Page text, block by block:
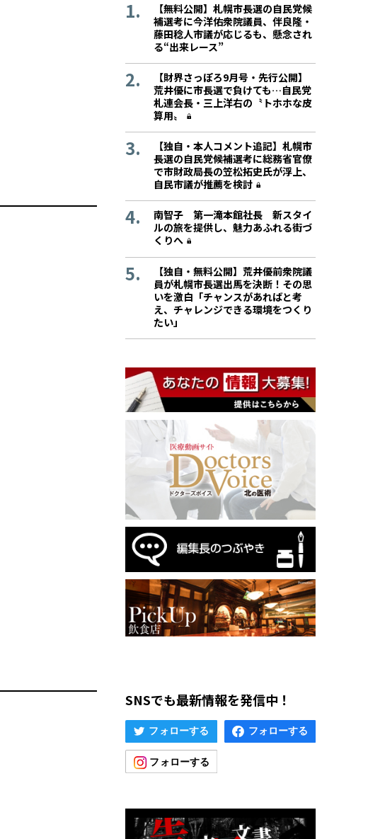
【無料公開】札幌市長選の自民党候
補選考に今洋佑衆院議員、伴良隆・
藤田稔人市議が応じるも、懸念され
る“出来レース”
【財界さっぽろ9月号・先行公開】
荒井優に市長選で負けても…自民党
札連会長・三上洋右の〝トホホな皮
算用〟
【独自・本人コメント追記】札幌市
長選の自民党候補選考に総務省官僚
で市財政局長の笠松拓史氏が浮上、
自民市議が推薦を検討
南智子 第一滝本館社長 新スタイ
ルの旅を提供し、魅力あふれる街づ
くりへ
【独自・無料公開】荒井優前衆院議
員が札幌市長選出馬を決断！その思
いを激白「チャンスがあればと考
え、チャレンジできる環境をつくり
たい」
SNSでも最新情報を発信中！